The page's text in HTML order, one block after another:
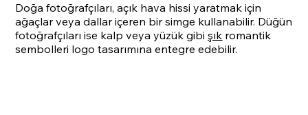
Doğa fotoğrafçıları, açık hava hissi yaratmak için
ağaçlar veya dallar içeren bir simge kullanabilir. Düğün
fotoğrafçıları ise kalp veya yüzük gibişık romantik
sembolleri logo tasarımına entegre edebilir.